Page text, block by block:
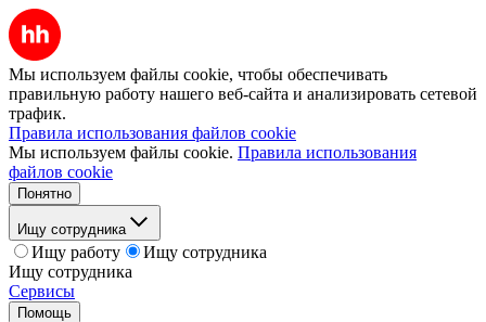
Мы используем файлы cookie, чтобы обеспечивать
правильную работу нашего веб-сайта и анализировать сетевой
трафик.
Правила использования файлов cookie
Мы используем файлы cookie. Правила использования
файлов cookie
Понятно
Ищу сотрудника
Ищу работу
Ищу сотрудника
Ищу сотрудника
Сервисы
Помощь